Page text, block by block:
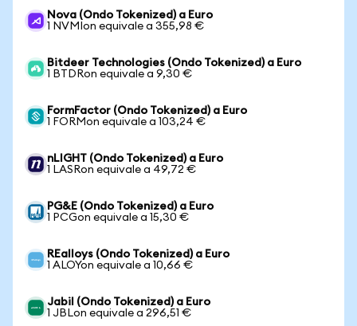
Nova (Ondo Tokenized) a Euro
1 NVMIon equivale a 355,98 €
Bitdeer Technologies (Ondo Tokenized) a Euro
1 BTDRon equivale a 9,30 €
FormFactor (Ondo Tokenized) a Euro
1 FORMon equivale a 103,24 €
nLIGHT (Ondo Tokenized) a Euro
1 LASRon equivale a 49,72 €
PG&E (Ondo Tokenized) a Euro
1 PCGon equivale a 15,30 €
REalloys (Ondo Tokenized) a Euro
1 ALOYon equivale a 10,66 €
Jabil (Ondo Tokenized) a Euro
1 JBLon equivale a 296,51 €